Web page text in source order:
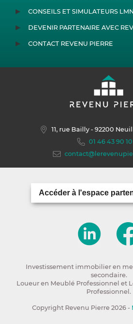
CONSEILS ET SIMULATEURS
DEVENIR PARTENAIRE AVEC
CONTACT REVENU PIERRE
11, rue Bailly- 92200
01 46 43 90 10
Accéder à l'espace
Investissement immobilier en
secondaire.
Loueur en Meublé Professionnel et
Professionnel.
Copyright Revenu Pierre 2026 -